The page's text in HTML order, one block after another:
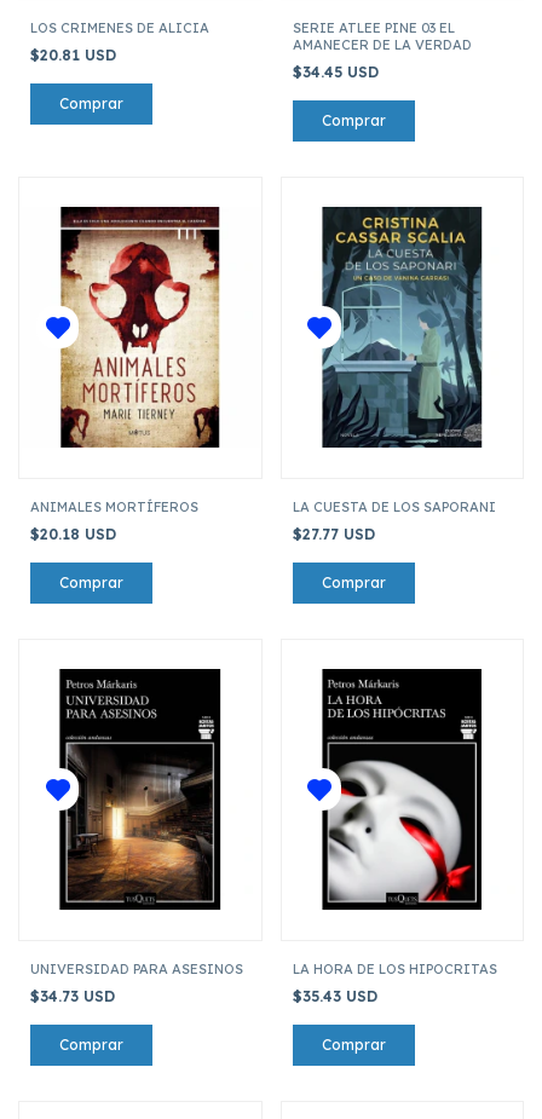
LOS CRIMENES DE ALICIA
$20.81 USD
SERIE ATLEE PINE 03 EL
AMANECER DE LA VERDAD
$34.45 USD
ANIMALES MORTÍFEROS
$20.18 USD
LA CUESTA DE LOS SAPORANI
$27.77 USD
UNIVERSIDAD PARA ASESINOS
$34.73 USD
LA HORA DE LOS HIPOCRITAS
$35.43 USD